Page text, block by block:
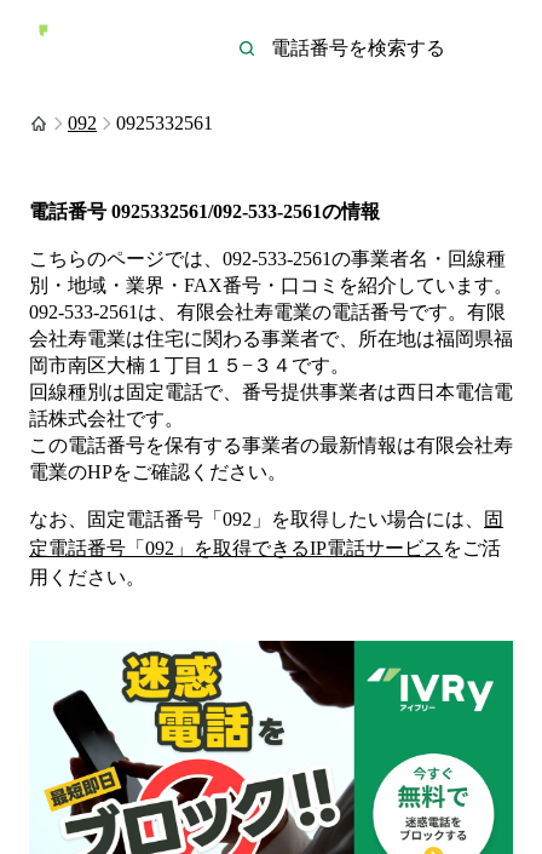
092 0925332561
電話番号 0925332561/092-533-2561の情報
こちらのページでは、 092-533-2561の事業者名・回線種
別・地域・業界・FAX番号・口コミを紹介しています。
092-533-2561 は、 有限会社寿電業の電話番号です。 有限
会社寿電業は住宅に関わる事業者で、所在地は福岡県福
岡市南区大楠１丁目１５−３４ です。
回線種別は固定電話で、番号提供事業者は西日本電信電
話株式会社です。
この電話番号を保有する事業者の最新情報は有限会社寿
電業のHPをご確認ください。
なお、固定電話番号「 092 」を取得したい場合には、
固
定電話番号「 092 」を取得できるIP電話サービス をご活
用ください。